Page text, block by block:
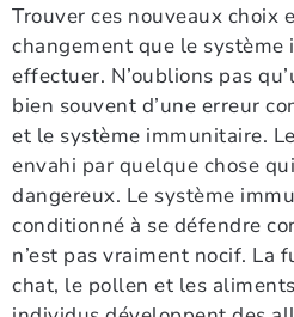
Trouver ces nouveaux choix
changement que le
effectuer. N’oublions pas
bien souvent d’une erreur
et le système immunitaire.
envahi par quelque chose
dangereux. Le système
conditionné à se défendre
n’est pas vraiment nocif. La
chat, le pollen et les